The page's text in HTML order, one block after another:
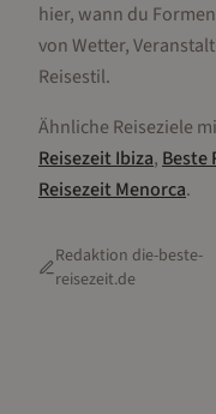
hier, wann du
von Wetter,
Reisestil.
Ähnliche Reiseziele
ReisezeitIbiza, Beste
ReisezeitMenorca.
Redaktion die-beste-
reisezeit.de